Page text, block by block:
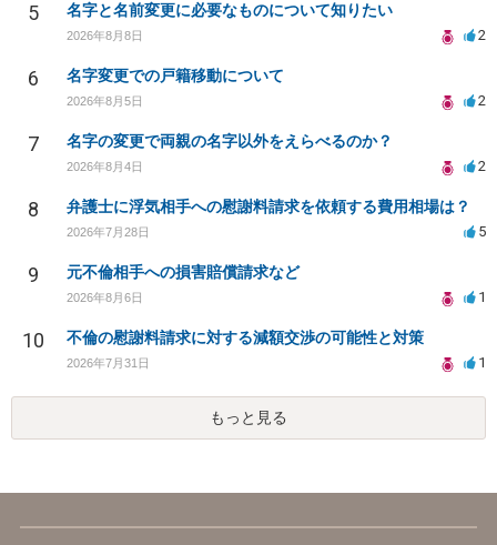
5 名字と名前変更に必要なものについて知りたい
2026年8月8日 2
6 名字変更での戸籍移動について
2026年8月5日 2
7 名字の変更で両親の名字以外をえらべるのか？
2026年8月4日 2
8 弁護士に浮気相手への慰謝料請求を依頼する費用相場は？
2026年7月28日 5
9 元不倫相手への損害賠償請求など
2026年8月6日 1
10 不倫の慰謝料請求に対する減額交渉の可能性と対策
2026年7月31日 1
もっと見る